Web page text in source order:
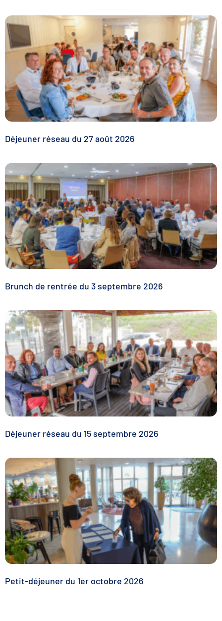
Déjeuner réseau du 27 août 2026
Brunch de rentrée du 3 septembre 2026
Déjeuner réseau du 15 septembre 2026
Petit-déjeuner du 1er octobre 2026